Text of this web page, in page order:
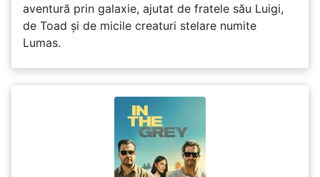
aventură prin galaxie, ajutat de fratele său Luigi,
de Toad și de micile creaturi stelare numite
Lumas.